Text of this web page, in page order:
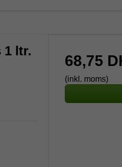
1 ltr.
68,75
(inkl. moms)